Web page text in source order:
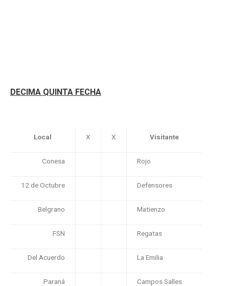
DECIMA QUINTA FECHA
Local X X Visitante
Conesa Rojo
12 de Octubre Defensores
Belgrano Matienzo
FSN Regatas
Del Acuerdo La Emilia
Paraná Campos Salles